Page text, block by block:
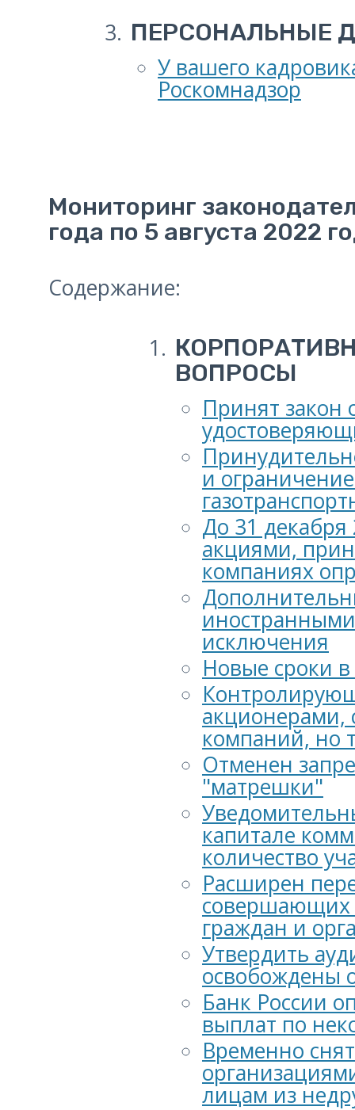
ПЕРСОНАЛЬНЫЕ
У вашего
Роскомнадзор
Мониторинг
года по 5 августа 2022
Содержание:
ВОПРОСЫ
Принят закон
и
До 31
акциями,
компаниях
исключения
Новые сроки
акционерами,
компаний, но
Отменен
"матрешки"
капитале
количество
Расширен
совершающих
граждан и
Утвердить
освобождены
Банк России
выплат по
Временно
лицам из